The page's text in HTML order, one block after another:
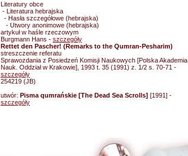
Literatury obce
- Literatura hebrajska
- Hasła szczegółowe (hebrajska)
- Utwory anonimowe (hebrajska)
artykuł w haśle rzeczowym
Burgmann Hans - szczegóły
Rettet den Pascher! (Remarks to the Qumran-Pesharim)
streszczenie referatu
Sprawozdania z Posiedzeń Komisji Naukowych [Polska Akademia
Nauk. Oddział w Krakowie], 1993 t. 35 (1991) z. 1/2 s. 70-71 -
szczegóły
254219 (JB)
utwór: Pisma qumrańskie [The Dead Sea Scrolls] [1991] -
szczegóły